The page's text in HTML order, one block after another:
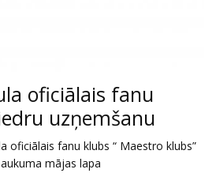
oficiālais fanu
uzņemšanu
oficiālais fanu klubs “ Maestro klubs”
mājas lapa